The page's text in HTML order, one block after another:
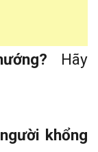
Hãy
khổng